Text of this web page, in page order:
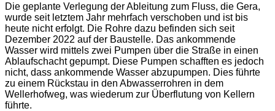
Die geplante Verlegung der Ableitung zum Fluss, die Gera,
wurde seit letztem Jahr mehrfach verschoben und ist bis
heute nicht erfolgt. Die Rohre dazu befinden sich seit
Dezember 2022 auf der Baustelle. Das ankommende
Wasser wird mittels zwei Pumpen über die Straße in einen
Ablaufschacht gepumpt. Diese Pumpen schafften es jedoch
nicht, dass ankommende Wasser abzupumpen. Dies führte
zu einem Rückstau in den Abwasserrohren in dem
Wellerhofweg, was wiederum zur Überflutung von Kellern
führte.